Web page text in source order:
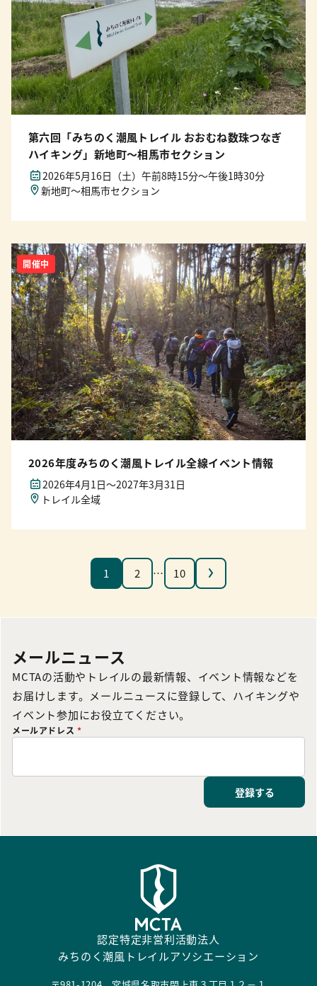
第六回「みちのく潮風トレイル おおむね数珠つなぎ
ハイキング」新地町〜相馬市セクション
2026年5月16日（土）午前8時15分〜午後1時30分
新地町〜相馬市セクション
開催中
2026年度みちのく潮風トレイル全線イベント情報
2026年4月1日〜2027年3月31日
トレイル全域
1 2 … 10 次へ
メールニュース
MCTAの活動やトレイルの最新情報、イベント情報などを
お届けします。メールニュースに登録して、ハイキングや
イベント参加にお役立てください。
メールアドレス *
登録する
認定特定非営利活動法人
みちのく潮風トレイルアソシエーション